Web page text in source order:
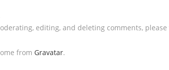
editing, and deleting comments,
from Gravatar.